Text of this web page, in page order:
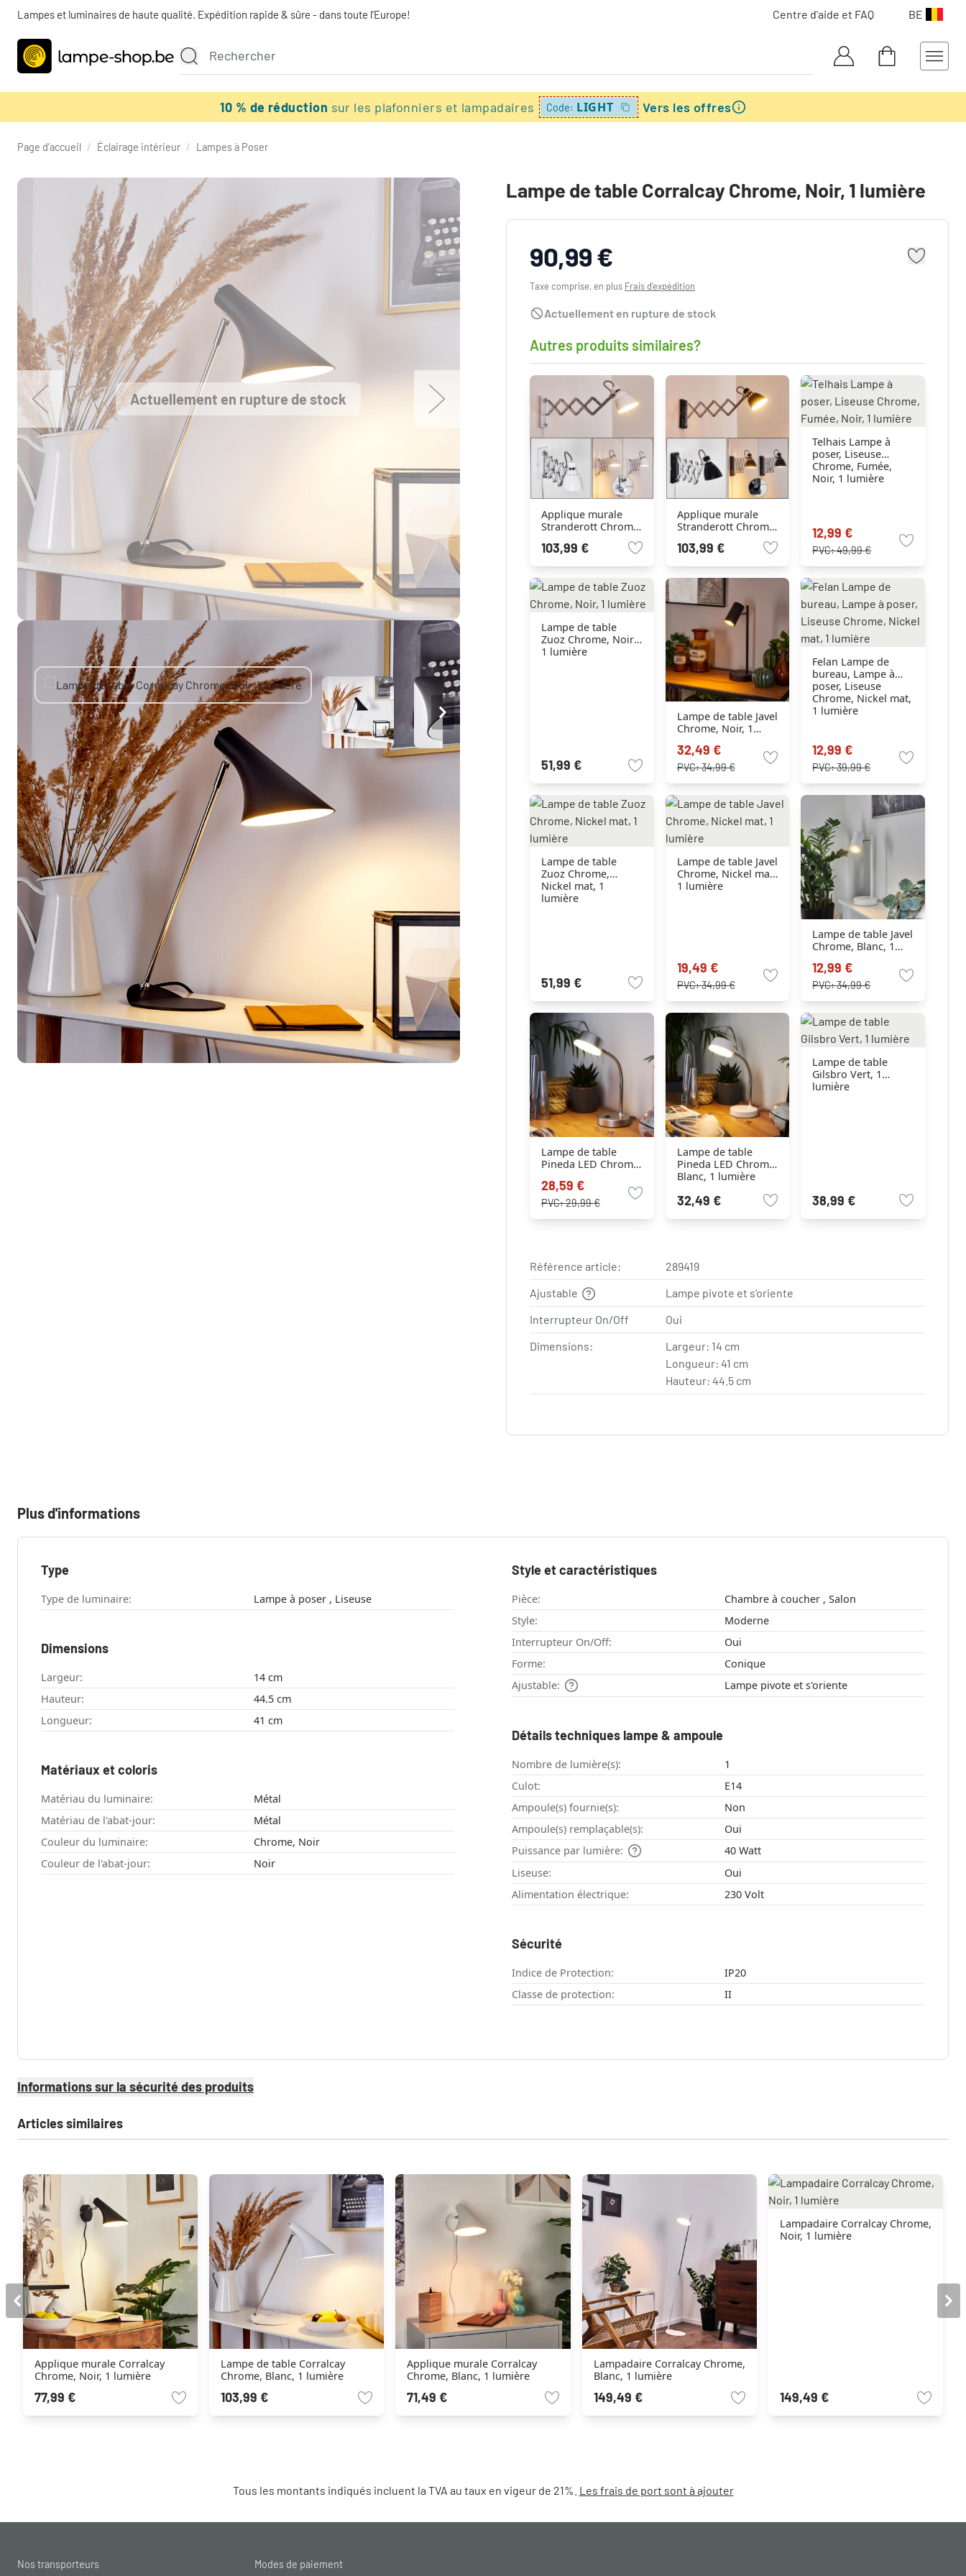
Lampes et luminaires de haute qualité. Expédition rapide & sûre - dans toute l'Europe! Centre d'aide et FAQ BE
10 % de réduction sur les plafonniers et lampadaires Code: LIGHT Vers les offres
Page d’accueil / Éclairage intérieur / Lampes à Poser
Actuellement en rupture de stock
Lampe de table Corralcay Chrome, Noir, 1 lumière
90,99 €
Taxe comprise, en plus Frais d'expédition
Actuellement en rupture de stock
Autres produits similaires?
Applique murale
Stranderott Chrome,
103,99 €
Applique murale
Stranderott Chrome,
103,99 €
Telhais Lampe à
poser, Liseuse
Chrome, Fumée,
Noir, 1 lumière
12,99 €
PVC:49,99 €
Lampe de table
Zuoz Chrome, Noir,
1 lumière
51,99 €
Lampe de table Javel
Chrome, Noir, 1
32,49 €
PVC:34,99 €
Felan Lampe de
bureau, Lampe à
poser, Liseuse
Chrome, Nickel mat,
1 lumière
12,99 €
PVC:39,99 €
Lampe de table
Zuoz Chrome,
Nickel mat, 1
lumière
51,99 €
Lampe de table Javel
Chrome, Nickel mat,
1 lumière
19,49 €
PVC:34,99 €
Lampe de table Javel
Chrome, Blanc, 1
12,99 €
PVC:34,99 €
Lampe de table
Pineda LED Chrome,
28,59 €
PVC:29,99 €
Lampe de table
Pineda LED Chrome,
Blanc, 1 lumière
32,49 €
Lampe de table
Gilsbro Vert, 1
lumière
38,99 €
Référence article:
289419
Ajustable
Lampe pivote et s'oriente
Interrupteur On/Off
Oui
Dimensions:
Largeur: 14 cm
Longueur: 41 cm
Hauteur: 44.5 cm
Plus d'informations
Type
Type de luminaire: Lampe à poser , Liseuse
Dimensions
Largeur:
14 cm
Hauteur:
44.5 cm
Longueur:
41 cm
Matériaux et coloris
Matériau du luminaire:
Métal
Matériau de l'abat-jour:
Métal
Couleur du luminaire:
Chrome, Noir
Couleur de l'abat-jour:
Noir
Style et caractéristiques
Pièce:
Chambre à coucher , Salon
Style:
Moderne
Interrupteur On/Off:
Oui
Forme:
Conique
Ajustable:
Lampe pivote et s'oriente
Détails techniques lampe & ampoule
Nombre de lumière(s):
1
Culot:
E14
Ampoule(s) fournie(s):
Non
Ampoule(s) remplaçable(s):
Oui
Puissance par lumière:
40 Watt
Liseuse:
Oui
Alimentation électrique:
230 Volt
Sécurité
Indice de Protection:
IP20
Classe de protection:
II
Informations sur la sécurité des produits
Articles similaires
Applique murale Corralcay
Chrome, Noir, 1 lumière
77,99 €
Lampe de table Corralcay
Chrome, Blanc, 1 lumière
103,99 €
Applique murale Corralcay
Chrome, Blanc, 1 lumière
71,49 €
Lampadaire Corralcay Chrome,
Blanc, 1 lumière
149,49 €
Lampadaire Corralcay Chrome,
Noir, 1 lumière
149,49 €
Tous les montants indiqués incluent la TVA au taux en vigeur de 21%. Les frais de port sont à ajouter
Nos transporteurs Modes de paiement